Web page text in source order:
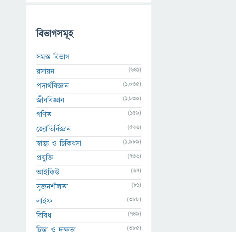
বিভাগসমূহ
সমস্ত বিভাগ
রসায়ন
(641)
পদার্থবিজ্ঞান (1,035)
জীববিজ্ঞান (1,830)
গণিত (159)
জ্যোতির্বিজ্ঞান (526)
স্বাস্থ্য ও চিকিৎসা (1,989)
প্রযুক্তি (736)
আইকিউ (67)
সৃজনশীলতা (81)
লাইফ (388)
বিবিধ (749)
চিন্তা ও দক্ষতা (385)